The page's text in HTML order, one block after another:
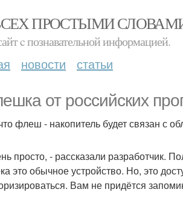
ПРОСТЫМИ
c познавательной информацией.
новости статьи
от российских
флеш - накопитель будет связан с
просто, - рассказали разработчик.
это обычное устройство. Но, это
Вам не придётся